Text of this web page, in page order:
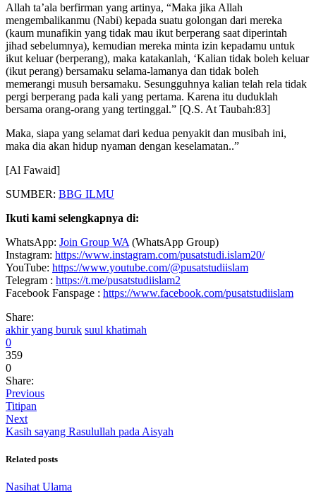
Allah ta’ala berfirman yang artinya, “Maka jika Allah
mengembalikanmu (Nabi) kepada suatu golongan dari mereka
(kaum munafikin yang tidak mau ikut berperang saat diperintah
jihad sebelumnya), kemudian mereka minta izin kepadamu untuk
ikut keluar (berperang), maka katakanlah, ‘Kalian tidak boleh keluar
(ikut perang) bersamaku selama-lamanya dan tidak boleh
memerangi musuh bersamaku. Sesungguhnya kalian telah rela tidak
pergi berperang pada kali yang pertama. Karena itu duduklah
bersama orang-orang yang tertinggal.” [Q.S. At Taubah:83]
Maka, siapa yang selamat dari kedua penyakit dan musibah ini,
maka dia akan hidup nyaman dengan keselamatan..”
[Al Fawaid]
SUMBER: BBG ILMU
Ikuti kami selengkapnya di:
WhatsApp: Join Group WA (WhatsApp Group)
Instagram: https://www.instagram.com/pusatstudi.islam20/
YouTube: https://www.youtube.com/@pusatstudiislam
Telegram : https://t.me/pusatstudiislam2
Facebook Fanspage : https://www.facebook.com/pusatstudiislam
Share:
akhir yang buruk suul khatimah
0
359
0
Share:
Previous
Titipan
Next
Kasih sayang Rasulullah pada Aisyah
Related posts
Nasihat Ulama